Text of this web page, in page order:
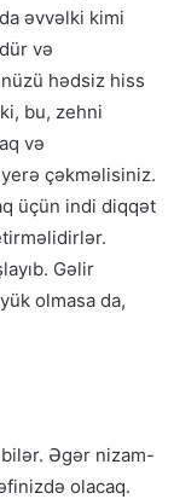
əvvəlki kimi
və
hədsiz hiss
bu, zehni
və
yerə çəkməlisiniz.
üçün indi diqqət
Gəlir
olmasa da,
Əgər nizam-
olacaq.